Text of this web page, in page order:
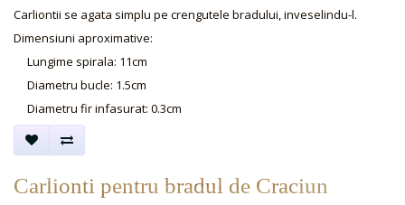
Carliontii se agata simplu pe crengutele bradului, inveselindu-l.
Dimensiuni aproximative:
Lungime spirala: 11cm
Diametru bucle: 1.5cm
Diametru fir infasurat: 0.3cm
Carlionti pentru bradul de Craciun